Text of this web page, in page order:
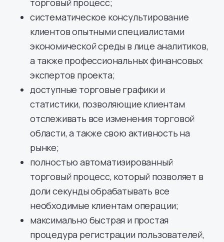
систематическое консультирование
клиентов опытными специалистами
экономической среды в лице аналитиков,
а также профессиональных финансовых
экспертов проекта;
доступные торговые графики и
статистики, позволяющие клиентам
отслеживать все изменения торговой
области, а также свою активность на
рынке;
полностью автоматизированный
торговый процесс, который позволяет в
доли секунды обрабатывать все
необходимые клиентам операции;
максимально быстрая и простая
процедура регистрации пользователей,